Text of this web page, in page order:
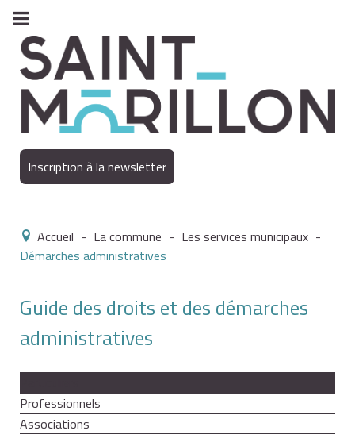
Inscription à la newsletter
Accueil - La commune - Les services municipaux -
Démarches administratives
Guide des droits et des démarches
administratives
Professionnels
Associations